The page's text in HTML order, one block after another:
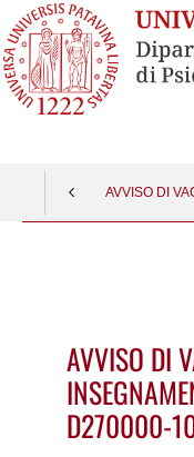
AVVISO DI
AVVISO DI
D270000-